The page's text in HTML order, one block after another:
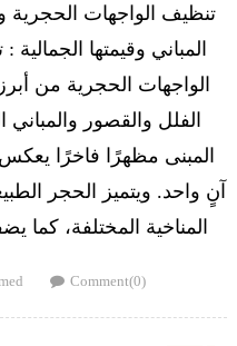
تنظيف الواجهات
المباني وقيمتها
الواجهات الحجرية من
الفلل والقصور والمباني
المبنى مظهرًا فاخرًا يعكس
آنٍ واحد. ويتميز الحجر
المناخية المختلفة،
Comment(0)